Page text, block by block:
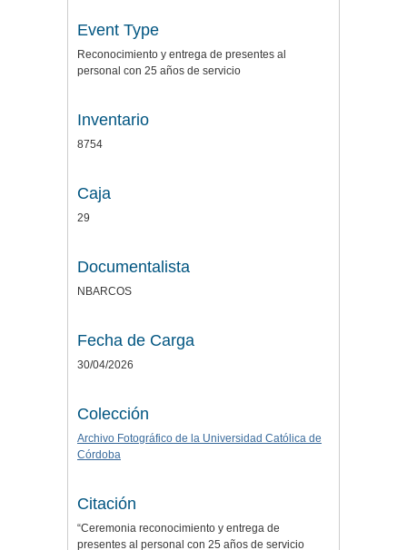
Event Type
Reconocimiento y entrega de presentes al
personal con 25 años de servicio
Inventario
8754
Caja
29
Documentalista
NBARCOS
Fecha de Carga
30/04/2026
Colección
Archivo Fotográfico de la Universidad Católica de
Córdoba
Citación
“Ceremonia reconocimiento y entrega de
presentes al personal con 25 años de servicio